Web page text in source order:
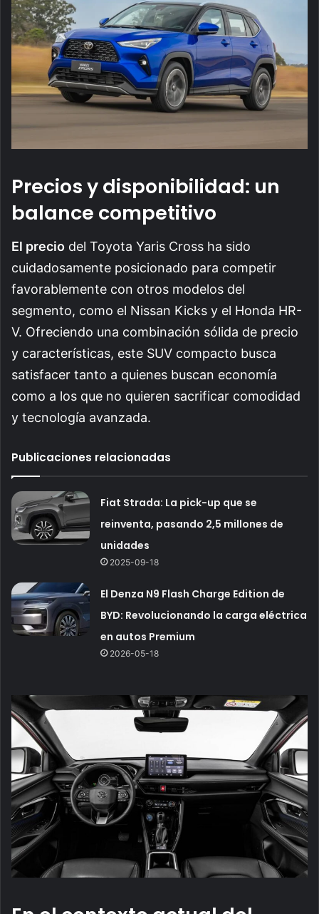
Precios y disponibilidad: un
balance competitivo
El precio del Toyota Yaris Cross ha sido
cuidadosamente posicionado para competir
favorablemente con otros modelos del
segmento, como el Nissan Kicks y el Honda HR-
V. Ofreciendo una combinación sólida de precio
y características, este SUV compacto busca
satisfacer tanto a quienes buscan economía
como a los que no quieren sacrificar comodidad
y tecnología avanzada.
Publicaciones relacionadas
Fiat Strada: La pick-up que se
reinventa, pasando 2,5 millones de
unidades
2025-09-18
El Denza N9 Flash Charge Edition de
BYD: Revolucionando la carga eléctrica
en autos Premium
2026-05-18